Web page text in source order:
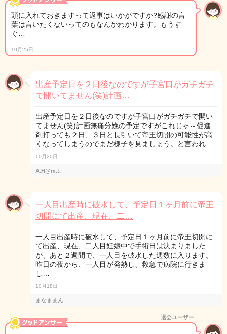
頭に入れておきますって返事はいかがですか?感謝の言
葉は言いたくないってのもなんかわかります。もうす
ぐ…
10月25日
出産予定日を２日後なのですが子宮口がガチガチ
で開いてません(笑)計画…
出産予定日を２日後なのですが子宮口がガチガチで開い
てません(笑)計画無痛分娩の予定ですがこれじゃ～促進
剤打っても２日、３日と長引いて帝王切開の可能性が高
くなってしまうのでまだ様子を見ましょう。と言われ…
10月20日
A.H@m.t.
一人目出産時に破水して、予定日１ヶ月前に帝王
切開にて出産、現在、二…
一人目出産時に破水して、予定日１ヶ月前に帝王切開に
て出産、現在、二人目妊娠中で手術日は決まりました
が、あと２週間で、一人目を破水した週数に入ります。
昨日の夜から、一人目が発熱し、救急で病院に行きま
し…
10月18日
まなままん
退会ユーザー